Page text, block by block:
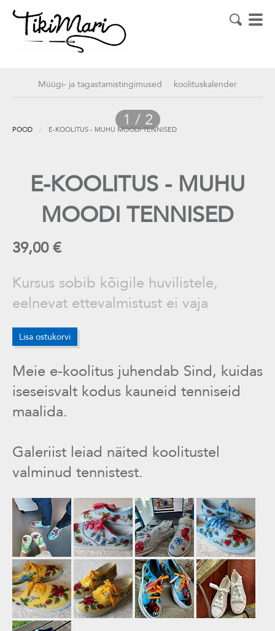
Müügi- ja tagastamistingimused koolituskalender
POOD / E-KOOLITUS - MUHU MOODI TENNISED
1 / 2
E-KOOLITUS - MUHU
MOODI TENNISED
39,00 €
Kursus sobib kõigile huvilistele,
eelnevat ettevalmistust ei vaja
Lisa ostukorvi
Meie e-koolitus juhendab Sind, kuidas
iseseisvalt kodus kauneid tenniseid
maalida.
Galeriist leiad näited koolitustel
valminud tennistest.